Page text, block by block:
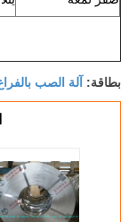
بطاقة: آلة الصب